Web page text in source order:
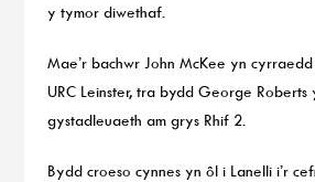
y tymor diwethaf.
Mae’r bachwr John McKee yn
URC Leinster, tra bydd George
gystadleuaeth am grys Rhif 2.
Bydd croeso cynnes yn ôl i Lanelli i’r